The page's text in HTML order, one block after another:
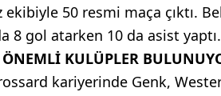
50 resmi maça çıktı.
8 gol atarken 10 da asist yaptı.
KULÜPLER
kariyerinde Genk,